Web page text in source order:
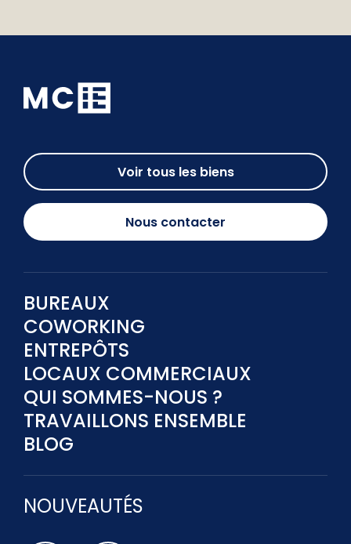
Voir tous les biens
Nous contacter
BUREAUX
COWORKING
ENTREPÔTS
LOCAUX COMMERCIAUX
QUI SOMMES-NOUS ?
TRAVAILLONS ENSEMBLE
BLOG
NOUVEAUTÉS